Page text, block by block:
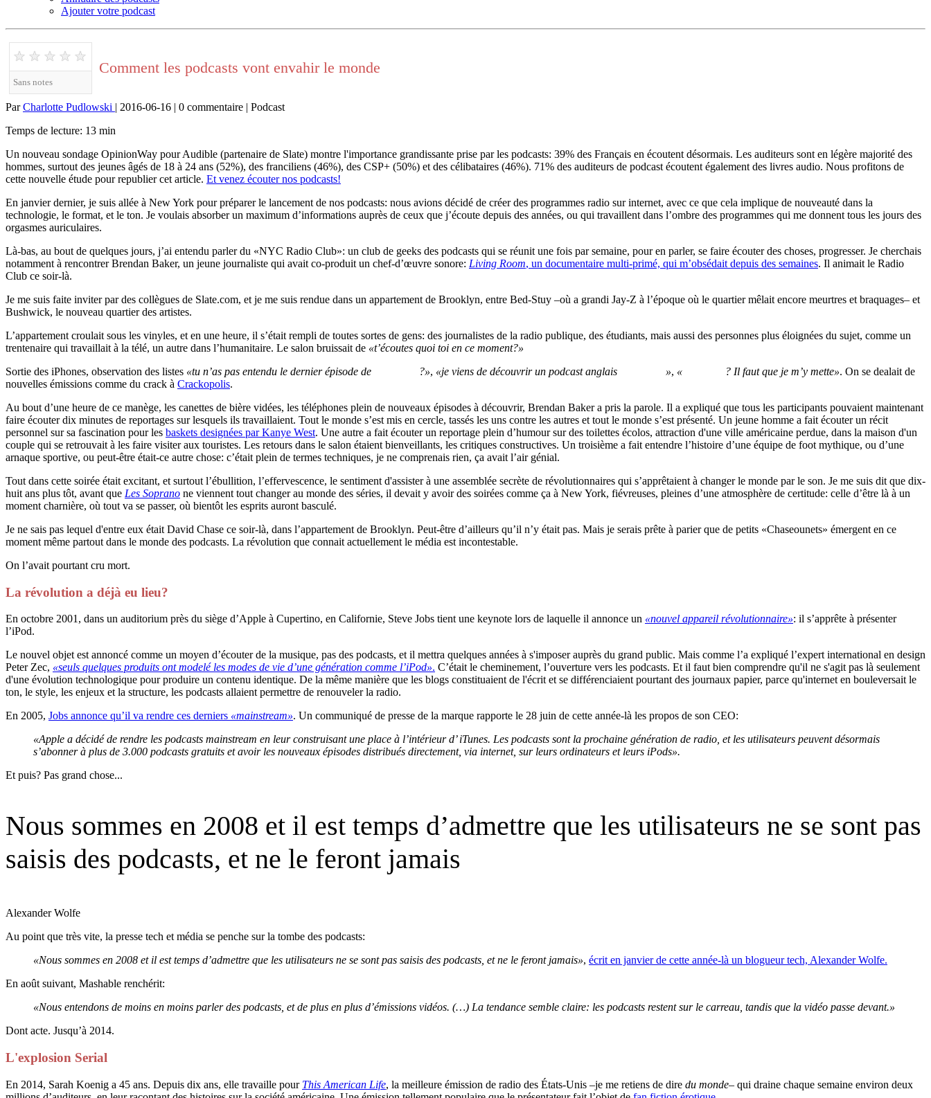
Ajouter votre podcast
★ ★ ★ ★ ★
Sans notes
Comment les podcasts vont envahir le monde
ParCharlotte Pudlowski | 2016-06-16 | 0 commentaire | Podcast
Temps de lecture: 13 min
Un nouveau sondage OpinionWay pour Audible (partenaire de Slate) montre l'importance grandissante prise par les podcasts: 39% des Français en écoutent désormais. Les auditeurs sont en légère majorité des
hommes, surtout des jeunes âgés de 18 à 24 ans (52%), des franciliens (46%), des CSP+ (50%) et des célibataires (46%). 71% des auditeurs de podcast écoutent également des livres audio. Nous profitons de
cette nouvelle étude pour republier cet article. Et venez écouter nos podcasts!
En janvier dernier, je suis allée à New York pour préparer le lancement de nos podcasts: nous avions décidé de créer des programmes radio sur internet, avec ce que cela implique de nouveauté dans la
technologie, le format, et le ton. Je voulais absorber un maximum d’informations auprès de ceux que j’écoute depuis des années, ou qui travaillent dans l’ombre des programmes qui me donnent tous les jours des
orgasmes auriculaires.
Là-bas, au bout de quelques jours, j’ai entendu parler du «NYC Radio Club»: un club de geeks des podcasts qui se réunit une fois par semaine, pour en parler, se faire écouter des choses, progresser. Je cherchais
notamment à rencontrer Brendan Baker, un jeune journaliste qui avait co-produit un chef-d’œuvre sonore: Living Room, un documentaire multi-primé, qui m’obsédait depuis des semaines. Il animait le Radio
Club ce soir-là.
Je me suis faite inviter par des collègues de Slate.com, et je me suis rendue dans un appartement de Brooklyn, entre Bed-Stuy –où a grandi Jay-Z à l’époque où le quartier mêlait encore meurtres et braquages– et
Bushwick, le nouveau quartier des artistes.
L’appartement croulait sous les vinyles, et en une heure, il s’était rempli de toutes sortes de gens: des journalistes de la radio publique, des étudiants, mais aussi des personnes plus éloignées du sujet, comme un
trentenaire qui travaillait à la télé, un autre dans l’humanitaire. Le salon bruissait de «t’écoutes quoi toi en ce moment?»
Sortie des iPhones, observation des listes «tu n’as pas entendu le dernier épisode de ?», «je viens de découvrir un podcast anglais », « ? Il faut que je m’y mette». On se dealait de
nouvelles émissions comme du crack à Crackopolis.
Au bout d’une heure de ce manège, les canettes de bière vidées, les téléphones plein de nouveaux épisodes à découvrir, Brendan Baker a pris la parole. Il a expliqué que tous les participants pouvaient maintenant
faire écouter dix minutes de reportages sur lesquels ils travaillaient. Tout le monde s’est mis en cercle, tassés les uns contre les autres et tout le monde s’est présenté. Un jeune homme a fait écouter un récit
personnel sur sa fascination pour les baskets designées par Kanye West. Une autre a fait écouter un reportage plein d’humour sur des toilettes écolos, attraction d'une ville américaine perdue, dans la maison d'un
couple qui se retrouvait à les faire visiter aux touristes. Les retours dans le salon étaient bienveillants, les critiques constructives. Un troisième a fait entendre l’histoire d’une équipe de foot mythique, ou d’une
arnaque sportive, ou peut-être était-ce autre chose: c’était plein de termes techniques, je ne comprenais rien, ça avait l’air génial.
Tout dans cette soirée était excitant, et surtout l’ébullition, l’effervescence, le sentiment d'assister à une assemblée secrète de révolutionnaires qui s’apprêtaient à changer le monde par le son. Je me suis dit que dix-
huit ans plus tôt, avant que Les Soprano ne viennent tout changer au monde des séries, il devait y avoir des soirées comme ça à New York, fiévreuses, pleines d’une atmosphère de certitude: celle d’être là à un
moment charnière, où tout va se passer, où bientôt les esprits auront basculé.
Je ne sais pas lequel d'entre eux était David Chase ce soir-là, dans l’appartement de Brooklyn. Peut-être d’ailleurs qu’il n’y était pas. Mais je serais prête à parier que de petits «Chaseounets» émergent en ce
moment même partout dans le monde des podcasts. La révolution que connait actuellement le média est incontestable.
On l’avait pourtant cru mort.
La révolution a déjà eu lieu?
En octobre 2001, dans un auditorium près du siège d’Apple à Cupertino, en Californie, Steve Jobs tient une keynote lors de laquelle il annonce un «nouvel appareil révolutionnaire»: il s’apprête à présenter
l’iPod.
Le nouvel objet est annoncé comme un moyen d’écouter de la musique, pas des podcasts, et il mettra quelques années à s'imposer auprès du grand public. Mais comme l’a expliqué l’expert international en design
Peter Zec, «seuls quelques produits ont modelé les modes de vie d’une génération comme l’iPod». C’était le cheminement, l’ouverture vers les podcasts. Et il faut bien comprendre qu'il ne s'agit pas là seulement
d'une évolution technologique pour produire un contenu identique. De la même manière que les blogs constituaient de l'écrit et se différenciaient pourtant des journaux papier, parce qu'internet en bouleversait le
ton, le style, les enjeux et la structure, les podcasts allaient permettre de renouveler la radio.
En 2005, Jobs annonce qu’il va rendre ces derniers «mainstream». Un communiqué de presse de la marque rapporte le 28 juin de cette année-là les propos de son CEO:
«Apple a décidé de rendre les podcasts mainstream en leur construisant une place à l’intérieur d’ iTunes. Les podcasts sont la prochaine génération de radio, et les utilisateurs peuvent désormais
s’abonner à plus de 3.000 podcasts gratuits et avoir les nouveaux épisodes distribués directement, via internet, sur leurs ordinateurs et leurs iPods».
Et puis? Pas grand chose...
Nous sommes en 2008 et il est temps d’admettre que les utilisateurs ne se sont pas
saisis des podcasts, et ne le feront jamais
Alexander Wolfe
Au point que très vite, la presse tech et média se penche sur la tombe des podcasts:
«Nous sommes en 2008 et il est temps d’admettre que les utilisateurs ne se sont pas saisis des podcasts, et ne le feront jamais», écrit en janvier de cette année-là un blogueur tech, Alexander Wolfe.
En août suivant, Mashable renchérit:
«Nous entendons de moins en moins parler des podcasts, et de plus en plus d’émissions vidéos. (…) La tendance semble claire: les podcasts restent sur le carreau, tandis que la vidéo passe devant.»
Dont acte. Jusqu’à 2014.
L'explosion Serial
En 2014, Sarah Koenig a 45 ans. Depuis dix ans, elle travaille pour This American Life, la meilleure émission de radio des États-Unis –je me retiens de dire du monde– qui draine chaque semaine environ deux